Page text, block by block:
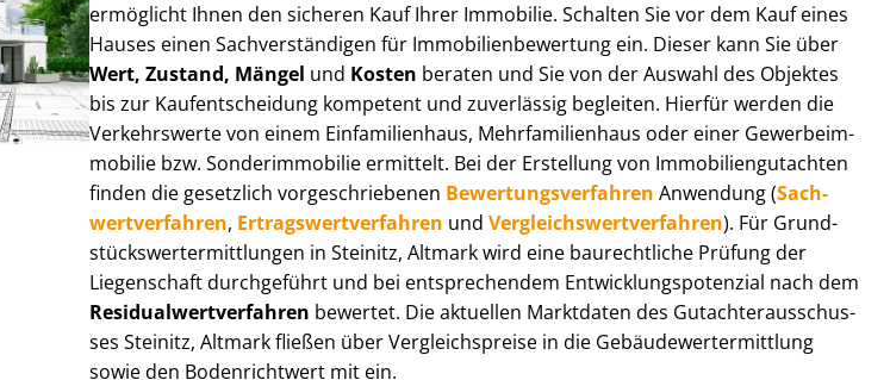
ermöglicht Ihnen den sicheren Kauf Ihrer Immobilie. Schalten Sie vor dem Kauf eines
Hauses einen Sach­ver­stän­di­gen für Im­mo­bi­li­en­be­wer­tung ein. Dieser kann Sie über
Wert, Zustand, Mängel und Kosten beraten und Sie von der Auswahl des Objektes
bis zur Kauf­ent­schei­dung kompetent und zuverlässig begleiten. Hierfür werden die
Verkehrswerte von einem Einfamilienhaus, Mehr­fa­mi­li­en­haus oder einer Ge­wer­be­im­
mo­bi­lie bzw. Sonderimmobilie ermittelt. Bei der Erstellung von Im­mo­bi­li­en­gut­ach­ten
finden die gesetzlich vor­ge­schrie­be­nen Be­wer­tungs­ver­fah­ren Anwendung (Sach­
wert­ver­fah­ren, Er­trags­wert­ver­fah­ren und Ver­gleichs­wert­ver­fah­ren). Für Grund­
stücks­wert­ermitt­lun­gen in Steinitz, Altmark wird eine baurechtliche Prüfung der
Liegenschaft durchgeführt und bei entsprechendem Ent­wick­lungs­po­ten­zi­al nach dem
Re­si­du­al­wert­ver­fah­ren bewertet. Die aktuellen Marktdaten des Gut­ach­ter­aus­schus­
ses Steinitz, Altmark fließen über Ver­gleichs­prei­se in die Ge­bäu­de­wert­ermitt­lung
sowie den Bodenrichtwert mit ein.